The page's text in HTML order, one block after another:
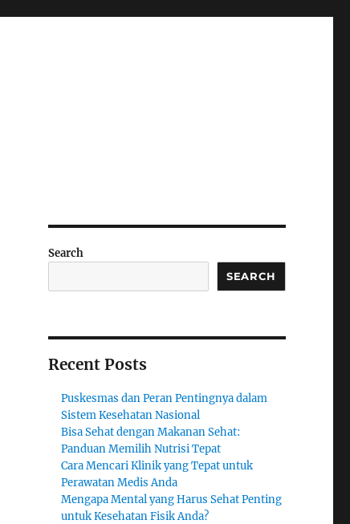
Search
SEARCH
Recent Posts
Puskesmas dan Peran Pentingnya dalam
Sistem Kesehatan Nasional
Bisa Sehat dengan Makanan Sehat:
Panduan Memilih Nutrisi Tepat
Cara Mencari Klinik yang Tepat untuk
Perawatan Medis Anda
Mengapa Mental yang Harus Sehat Penting
untuk Kesehatan Fisik Anda?